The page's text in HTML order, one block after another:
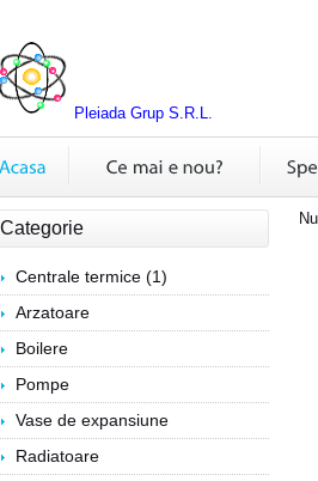
Pleiada Grup S.R.L.
Categorie
Centrale termice (1)
Arzatoare
Boilere
Pompe
Vase de expansiune
Radiatoare